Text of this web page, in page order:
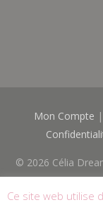
Mon Compte |
© 2026 Célia
Logo &
Ce site web utilise